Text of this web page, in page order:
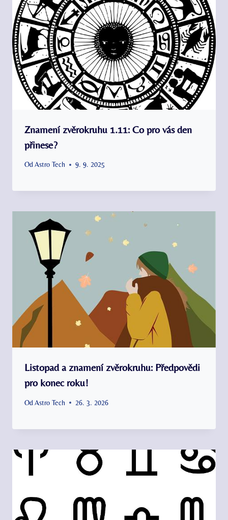
Znamení zvěrokruhu 1.11: Co pro vás den
přinese?
OdAstro Tech 9. 9. 2025
Listopad a znamení zvěrokruhu: Předpovědi
pro konec roku!
Od Astro Tech 26. 3. 2026